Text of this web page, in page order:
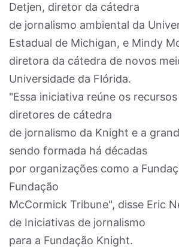
Detjen, diretor da cátedra
de jornalismo ambiental da
Estadual de Michigan, e Mindy
diretora da cátedra de novos
Universidade da Flórida.
"Essa iniciativa reúne os
diretores de cátedra
de jornalismo da Knight e a
sendo formada há décadas
por organizações como a
Fundação
McCormick Tribune", disse Eric
de Iniciativas de jornalismo
para a Fundação Knight.